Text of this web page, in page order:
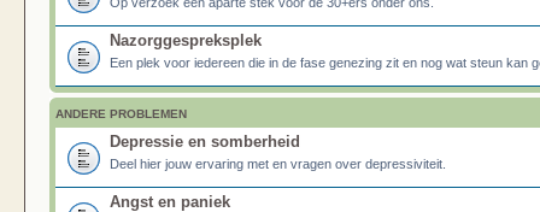
Nazorggespreksplek
Een plek voor iedereen die in de fase genezing zit en nog wat steun kan
ANDERE PROBLEMEN
Depressie en somberheid
Deel hier jouw ervaring met en vragen over depressiviteit.
Angst en paniek